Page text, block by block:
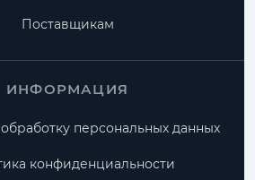
Поставщикам
ИНФОРМАЦИЯ
персональных данных
конфиденциальности